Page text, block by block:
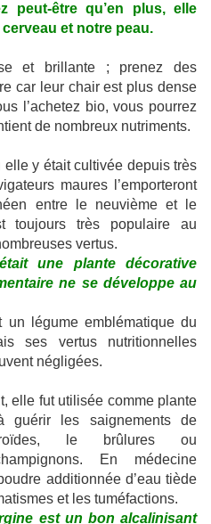
peut-être qu’en plus, elle
et notre peau.
et brillante ; prenez des
car leur chair est plus dense
l’achetez bio, vous pourrez
de nombreux nutriments.
elle y était cultivée depuis très
maures l’emporteront
entre le neuvième et le
toujours très populaire au
vertus.
une plante décorative
ne se développe au
un légume emblématique du
ses vertus nutritionnelles
négligées.
elle fut utilisée comme plante
guérir les saignements de
le brûlures ou
En médecine
additionnée d’eau tiède
et les tuméfactions.
est un bon alcalinisant